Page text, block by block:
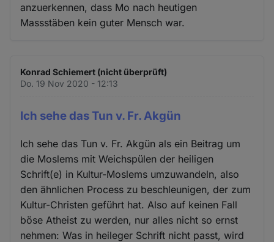
anzuerkennen, dass Mo nach heutigen
Massstäben kein guter Mensch war.
Konrad Schiemert (nicht überprüft)
Do. 19 Nov 2020 - 12:13
Ich sehe das Tun v. Fr. Akgün
Ich sehe das Tun v. Fr. Akgün als ein Beitrag um
die Moslems mit Weichspülen der heiligen
Schrift(e) in Kultur-Moslems umzuwandeln, also
den ähnlichen Process zu beschleunigen, der zum
Kultur-Christen geführt hat. Also auf keinen Fall
böse Atheist zu werden, nur alles nicht so ernst
nehmen: Was in heileger Schrift nicht passt, wird